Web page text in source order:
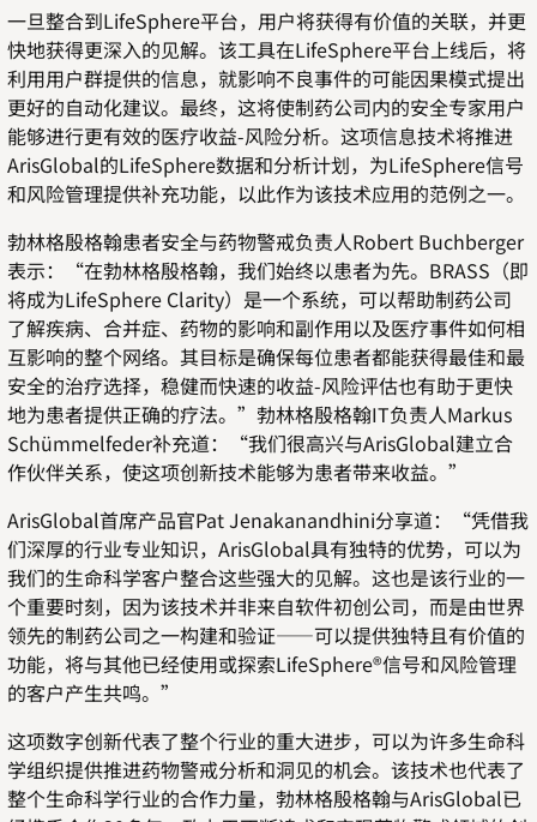
一旦整合到LifeSphere平台，用户将获得有价值的关联，并更
快地获得更深入的见解。该工具在LifeSphere平台上线后，将
利用用户群提供的信息，就影响不良事件的可能因果模式提出
更好的自动化建议。最终，这将使制药公司内的安全专家用户
能够进行更有效的医疗收益-风险分析。这项信息技术将推进
ArisGlobal的LifeSphere数据和分析计划，为LifeSphere信号
和风险管理提供补充功能，以此作为该技术应用的范例之一。
勃林格殷格翰患者安全与药物警戒负责人Robert Buchberger
表示：“在勃林格殷格翰，我们始终以患者为先。BRASS（即
将成为LifeSphere Clarity）是一个系统，可以帮助制药公司
了解疾病、合并症、药物的影响和副作用以及医疗事件如何相
互影响的整个网络。其目标是确保每位患者都能获得最佳和最
安全的治疗选择，稳健而快速的收益-风险评估也有助于更快
地为患者提供正确的疗法。 ”勃林格殷格翰IT负责人Markus
Schümmelfeder补充道：“我们很高兴与ArisGlobal建立合
作伙伴关系，使这项创新技术能够为患者带来收益。”
ArisGlobal首席产品官Pat Jenakanandhini分享道：“凭借我
们深厚的行业专业知识，ArisGlobal具有独特的优势，可以为
我们的生命科学客户整合这些强大的见解。这也是该行业的一
个重要时刻，因为该技术并非来自软件初创公司，而是由世界
领先的制药公司之一构建和验证——可以提供独特且有价值的
功能，将与其他已经使用或探索LifeSphere®信号和风险管理
的客户产生共鸣。”
这项数字创新代表了整个行业的重大进步，可以为许多生命科
学组织提供推进药物警戒分析和洞见的机会。该技术也代表了
整个生命科学行业的合作力量，勃林格殷格翰与ArisGlobal已